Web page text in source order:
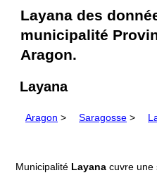
Layana des
municipalité
Aragon.
Layana
Aragon > Saragosse >
Municipalité Layana cuvre une